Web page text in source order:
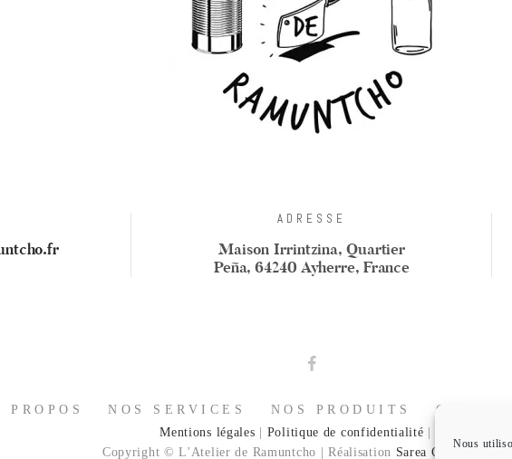
Nous
ADRESSE
Maison Irrintzina, Quartier
Peña, 64240 Ayherre, France
PROPOS NOS SERVICES NOS PRODUITS
Mentions légales | Politique de confidentialité |
Copyright © L'Atelier de Ramuntcho | Réalisation Sarea